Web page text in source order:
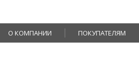
О КОМПАНИИ ПОКУПАТЕЛЯМ